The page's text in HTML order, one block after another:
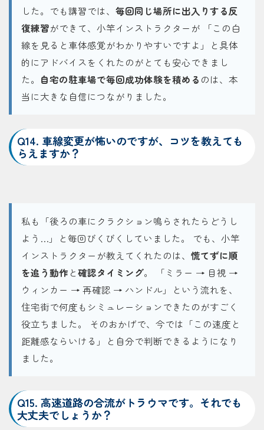
した。でも講習では、 毎回同じ場所に出入りする反
復練習ができて、小竿インストラクターが 「この白
線を見ると車体感覚がわかりやすいですよ」と具体
的にアドバイスをくれたのがとても安心できまし
た。 自宅の駐車場で毎回成功体験を積める のは、本
当に大きな自信につながりました。
Q14. 車線変更が怖いのですが、コツを教えても
らえますか？
私も「後ろの車にクラクション鳴らされたらどうし
よう…」と毎回びくびくしていました。 でも、小竿
インストラクターが教えてくれたのは、 慌てずに順
を追う動作 と確認タイミング。 「ミラー → 目視 →
ウィンカー → 再確認 → ハンドル」という流れを、
住宅街で何度もシミュレーションできたのがすごく
役立ちました。 そのおかげで、今では「この速度と
距離感ならいける」と自分で判断できるようになり
ました。
Q15. 高速道路の合流がトラウマです。それでも
大丈夫でしょうか？